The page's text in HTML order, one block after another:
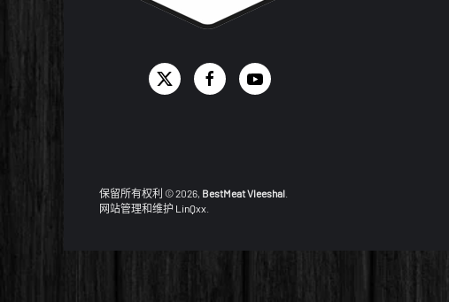
保留所有权利 ©2026, BestMeat Vleeshal
网站管理和维护 LinQxx